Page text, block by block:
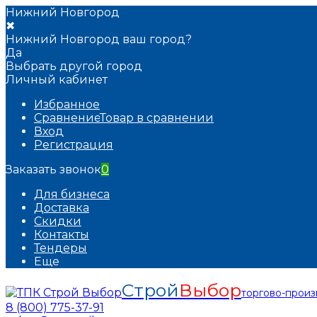
Нижний Новгород
✖
Нижний Новгород ваш город?
Да
Выбрать другой город
Личный кабинет
Избранное
СравнениеТовар в сравнении
Вход
Регистрация
Заказать звонок0
Для бизнеса
Доставка
Скидки
Контакты
Тендеры
Еще
Строй Выборторгово-
8 (800) 775-37-91